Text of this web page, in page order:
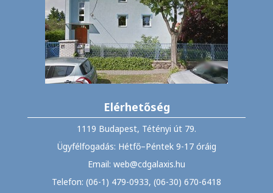
Elérhetőség
1119 Budapest, Tétényi út 79.
Ügyfélfogadás: Hétfő–Péntek 9-17 óráig
Email: web@cdgalaxis.hu
Telefon: (06-1) 479-0933, (06-30) 670-6418